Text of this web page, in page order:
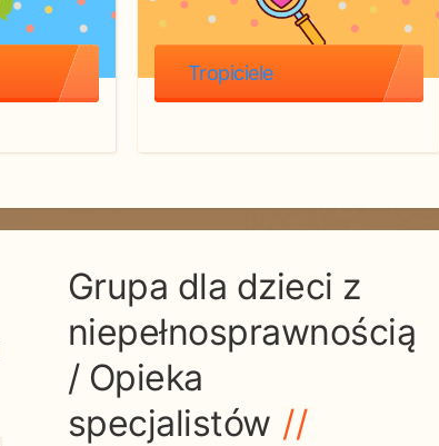
Tropiciele
Grupa dla dzieci z
niepełnosprawnością
/ Opieka
specjalistów